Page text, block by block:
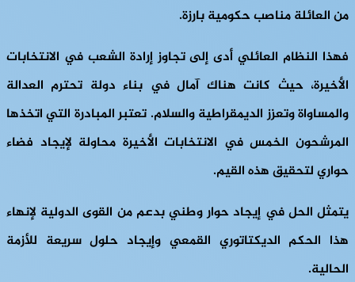
من العائلة مناصب حكومية بارزة.
فهذا النظام العائلي أدى إلى تجاوز إرادة الشعب في الانتخابات
الأخيرة، حيث كانت هناك آمال في بناء دولة تحترم العدالة
والمساواة وتعزز الديمقراطية والسلام. تعتبر المبادرة التي اتخذها
المرشحون الخمس في الانتخابات الأخيرة محاولة لإيجاد فضاء
حواري لتحقيق هذه القيم.
يتمثل الحل في إيجاد حوار وطني بدعم من القوى الدولية لإنهاء
هذا الحكم الديكتاتوري القمعي وإيجاد حلول سريعة للأزمة
الحالية.